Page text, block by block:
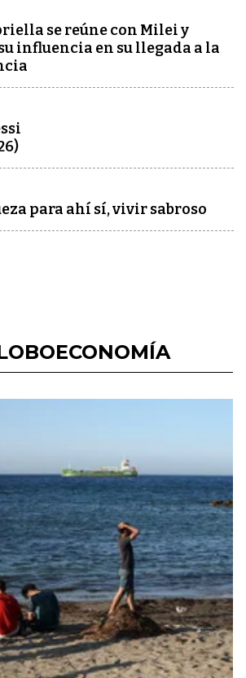
se reúne con Milei y
influencia en su llegada a la
para ahí sí, vivir sabroso